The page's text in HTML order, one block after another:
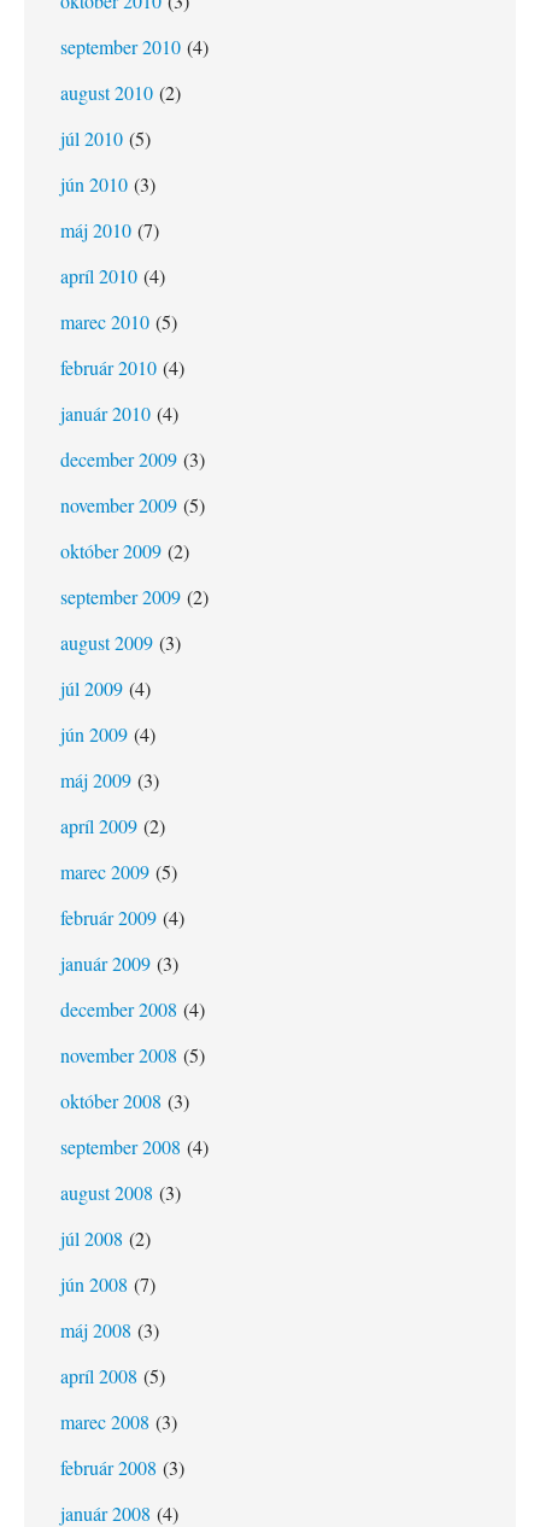
september 2010 (4)
august 2010 (2)
júl 2010 (5)
jún 2010 (3)
máj 2010 (7)
apríl 2010 (4)
marec 2010 (5)
február 2010 (4)
január 2010 (4)
december 2009 (3)
november 2009 (5)
október 2009 (2)
september 2009 (2)
august 2009 (3)
júl 2009 (4)
jún 2009 (4)
máj 2009 (3)
apríl 2009 (2)
marec 2009 (5)
február 2009 (4)
január 2009 (3)
december 2008 (4)
november 2008 (5)
október 2008 (3)
september 2008 (4)
august 2008 (3)
júl 2008 (2)
jún 2008 (7)
máj 2008 (3)
apríl 2008 (5)
marec 2008 (3)
február 2008 (3)
január 2008 (4)